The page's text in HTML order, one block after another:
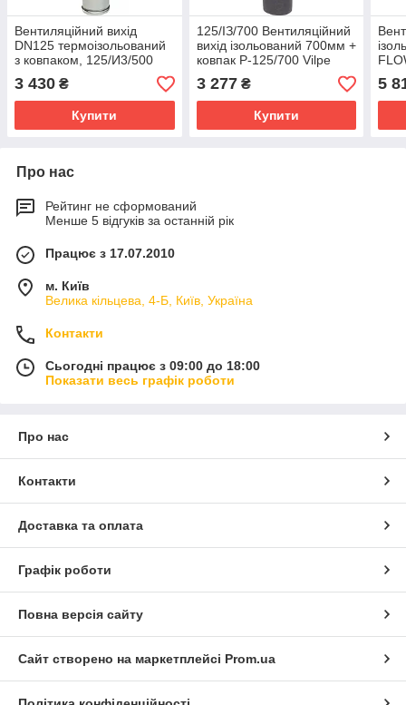
Вентиляційний вихід
DN125 термоізольований
з ковпаком, 125/И3/500
3 430 ₴
Купити
125/ІЗ/700 Вентиляційний
вихід ізольований 700мм +
ковпак P-125/700 Vilpe
3 277₴
Купити
5
Про нас
Рейтинг не сформований
Менше 5 відгуків за останній рік
Працює з 17.07.2010
м. Київ
Велика кільцева, 4-Б, Київ, Україна
Контакти
Сьогодні працює з 09:00 до 18:00
Показати весь графік роботи
Про нас
Контакти
Доставка та оплата
Графік роботи
Повна версія сайту
Сайт створено на маркетплейсі Prom.ua